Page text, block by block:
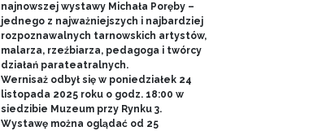
najnowszej wystawy Michała Poręby –
jednego z najważniejszych i najbardziej
rozpoznawalnych tarnowskich artystów,
malarza, rzeźbiarza, pedagoga i twórcy
działań parateatralnych.
Wernisaż odbył się w poniedziałek 24
listopada 2025 roku o godz. 18:00 w
siedzibie Muzeum przy Rynku 3.
Wystawę można oglądać od 25